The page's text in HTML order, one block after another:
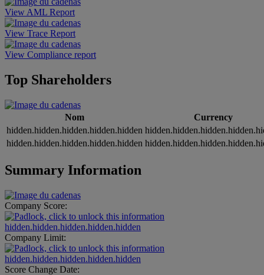
View AML Report
View Trace Report
View Compliance report
Top Shareholders
Nom
Currency
hidden.hidden.hidden.hidden.hidden
hidden.hidden.hidden.hidden.hidden
Summary Information
Company Score:
hidden.hidden.hidden.hidden.hidden
Company Limit:
hidden.hidden.hidden.hidden.hidden
Score Change Date: